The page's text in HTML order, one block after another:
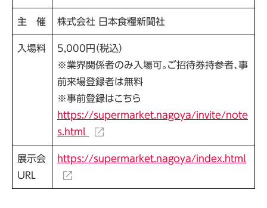
主 催 株式会社 日本食糧新聞社
入場料
5,000円（税込）
※業界関係者のみ入場可。ご招待券持参者、事
前来場登録者は無料
※事前登録はこちら
https://supermarket.nagoya/invite/note
s.html
展示会
URL
https://supermarket.nagoya/index.html